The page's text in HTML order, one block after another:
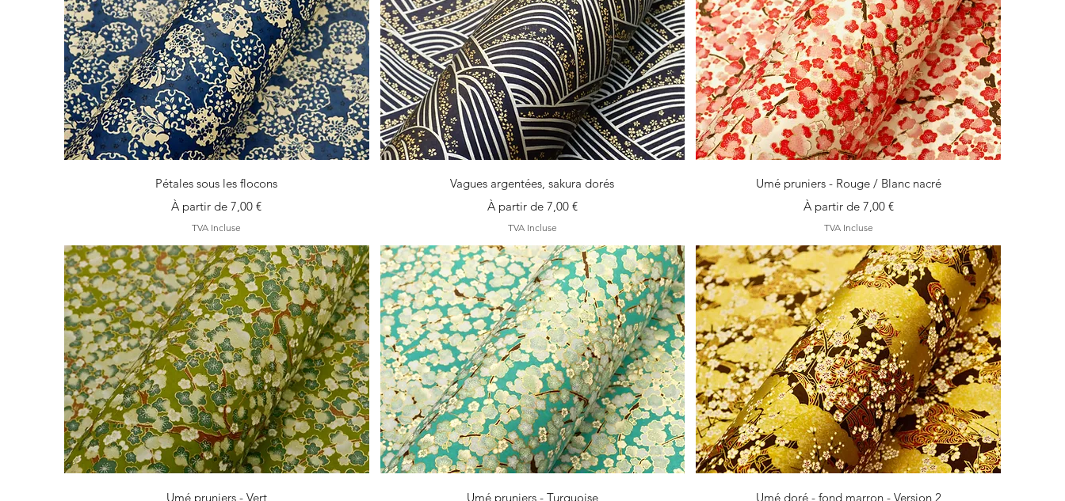
Aperçu rapide
Pétales sous les flocons
À partir de7,00 €
Prix promotionnel
TVA Incluse
Aperçu rapide
Vagues argentées, sakura dorés
À partir de 7,00 €
Prix promotionnel
TVA Incluse
Aperçu rapide
Umé pruniers - Rouge / Blanc nacré
À partir de 7,00 €
Prix promotionnel
TVA Incluse
Aperçu rapide
Umé pruniers - Vert
Aperçu rapide
Umé pruniers - Turquoise
Aperçu rapide
Umé doré - fond marron - Version 2